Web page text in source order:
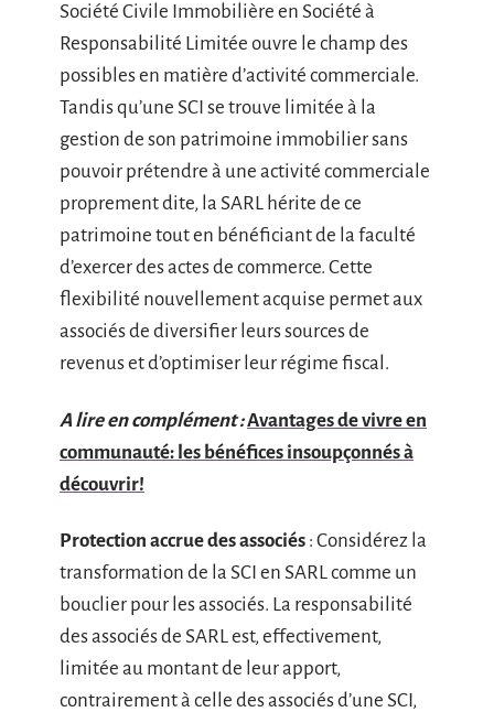
Société Civile Immobilière en Société à
Responsabilité Limitée ouvre le champ des
possibles en matière d’activité commerciale.
Tandis qu’une SCI se trouve limitée à la
gestion de son patrimoine immobilier sans
pouvoir prétendre à une activité commerciale
proprement dite, la SARL hérite de ce
patrimoine tout en bénéficiant de la faculté
d’exercer des actes de commerce. Cette
flexibilité nouvellement acquise permet aux
associés de diversifier leurs sources de
revenus et d’optimiser leur régime fiscal.
A lire en complément :Avantages de vivre en
communauté: les bénéfices insoupçonnés à
découvrir!
Protection accrue des associés : Considérez la
transformation de la SCI en SARL comme un
bouclier pour les associés. La responsabilité
des associés de SARL est, effectivement,
limitée au montant de leur apport,
contrairement à celle des associés d’une SCI,